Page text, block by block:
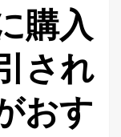
購入
され
おす